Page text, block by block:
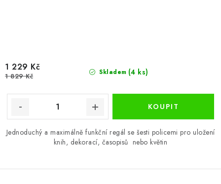
Skladem (4 ks)
1 229 Kč
1 829 Kč
Jednoduchý a maximálně funkční regál se šesti policemi pro uložení
knih, dekorací, časopisů nebo květin